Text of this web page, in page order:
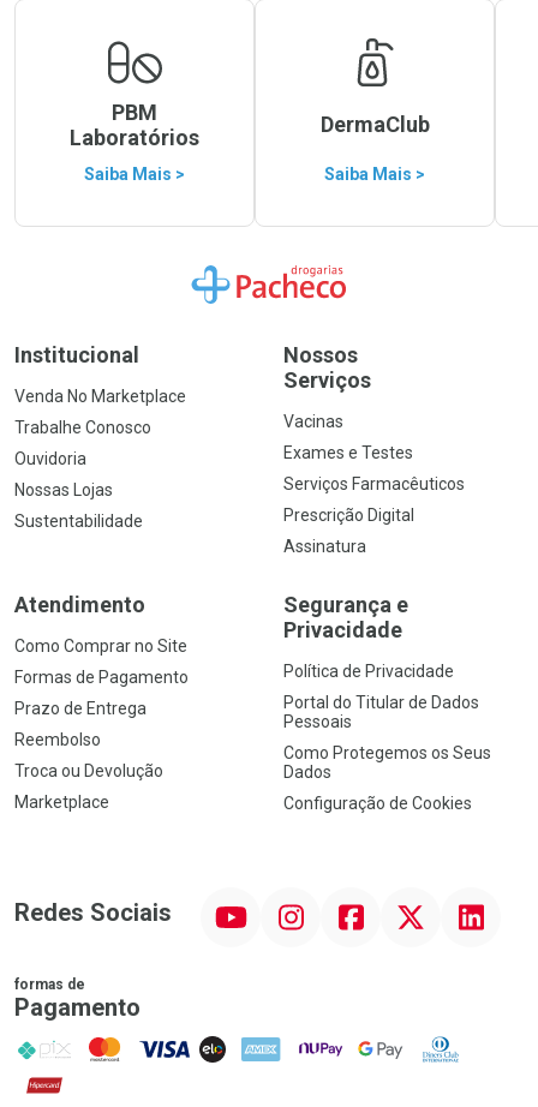
PBM
Laboratórios
Saiba Mais >
DermaClub
Saiba Mais >
Ir para a Home
Institucional
Venda No Marketplace
Trabalhe Conosco
Ouvidoria
Nossas Lojas
Sustentabilidade
Nossos
Serviços
Vacinas
Exames e Testes
Serviços Farmacêuticos
Prescrição Digital
Assinatura
Atendimento
Como Comprar no Site
Formas de Pagamento
Prazo de Entrega
Reembolso
Troca ou Devolução
Marketplace
Segurança e
Privacidade
Política de Privacidade
Portal do Titular de Dados
Pessoais
Como Protegemos os Seus
Dados
Configuração de Cookies
Redes Sociais InstagramFacebookTwitter Linkedin
formas de
Pagamento
PIX MasterCard
VISA ELO AMEX NuPay Google PayDiners Club
Hipercard